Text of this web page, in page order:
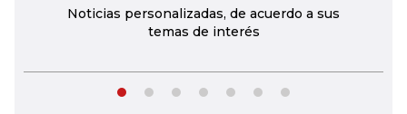
Noticias personalizadas, de acuerdo a sus
temas de interés